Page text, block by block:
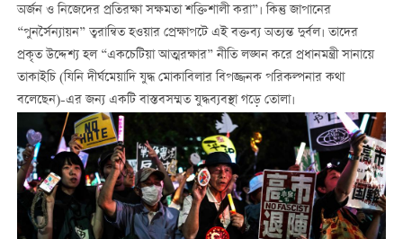
অর্জন ও নিজেদের প্রতিরক্ষা সক্ষমতা শক্তিশালী করা”। কিন্তু জাপানের
“পুনর্সৈন্যায়ন” ত্বরান্বিত হওয়ার প্রেক্ষাপটে এই বক্তব্য অত্যন্ত দুর্বল। তাদের
প্রকৃত উদ্দেশ্য হল “একচেটিয়া আত্মরক্ষার” নীতি লঙ্ঘন করে প্রধানমন্ত্রী সানায়ে
তাকাইচি (যিনি দীর্ঘমেয়াদি যুদ্ধ মোকাবিলার বিপজ্জনক পরিকল্পনার কথা
বলেছেন)-এর জন্য একটি বাস্তবসম্মত যুদ্ধব্যবস্থা গড়ে তোলা।